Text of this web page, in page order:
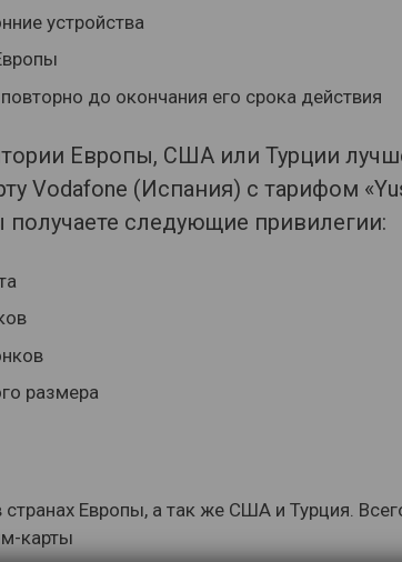
устройства
до окончания его срока действия
Европы, США или Турции
Vodafone (Испания) с тарифом
получаете следующие привилегии:
размера
странах Европы, а так же США и Турция.
карты